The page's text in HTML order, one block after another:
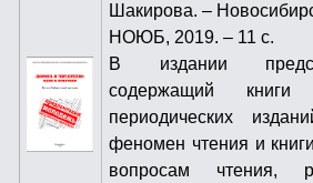
Шакирова. –
НОЮБ, 2019. – 11 с.
В издании
содержащий
периодических
феномен чтения и
вопросам чтения,